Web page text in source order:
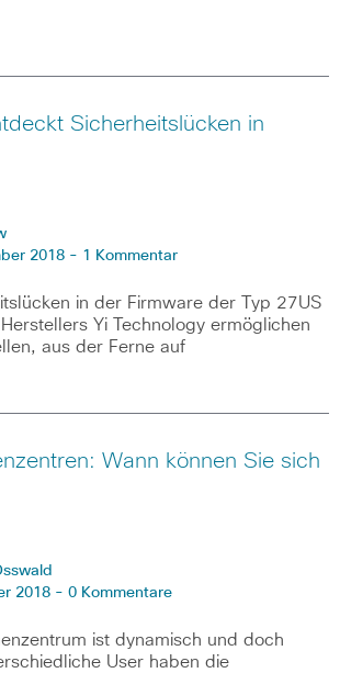
Sicherheitslücken in
2018 - 1 Kommentar
in der Firmware der Typ 27US
Yi Technology ermöglichen
aus der Ferne auf
Wann können Sie sich
2018 - 0 Kommentare
ist dynamisch und doch
User haben die